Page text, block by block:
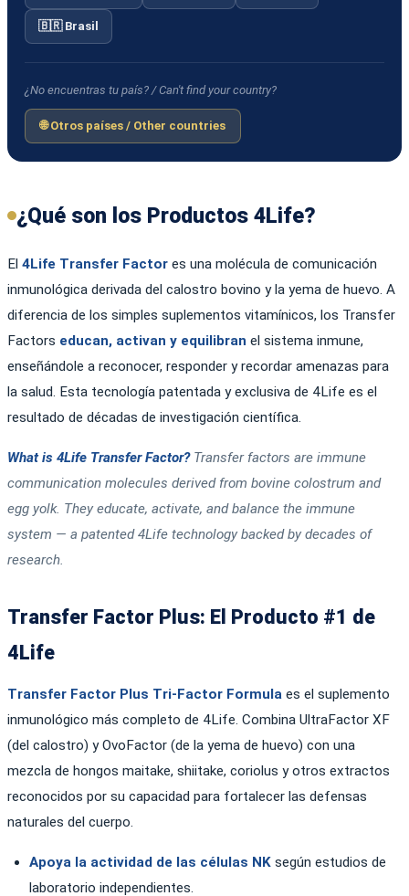
🇧🇷 Brasil
¿No encuentras tu país? / Can't find your country?
🌐 Otros países / Other countries
¿Qué son los Productos 4Life?
El 4Life Transfer Factor es una molécula de comunicación
inmunológica derivada del calostro bovino y la yema de huevo. A
diferencia de los simples suplementos vitamínicos, los Transfer
Factors educan, activan y equilibran el sistema inmune,
enseñándole a reconocer, responder y recordar amenazas para
la salud. Esta tecnología patentada y exclusiva de 4Life es el
resultado de décadas de investigación científica.
What is 4Life Transfer Factor?Transfer factors are immune
communication molecules derived from bovine colostrum and
egg yolk. They educate, activate, and balance the immune
system — a patented 4Life technology backed by decades of
research.
Transfer Factor Plus: El Producto #1 de
4Life
Transfer Factor Plus Tri-Factor Formula es el suplemento
inmunológico más completo de 4Life. Combina UltraFactor XF
(del calostro) y OvoFactor (de la yema de huevo) con una
mezcla de hongos maitake, shiitake, coriolus y otros extractos
reconocidos por su capacidad para fortalecer las defensas
naturales del cuerpo.
Apoya la actividad de las células NK según estudios de
laboratorio independientes.